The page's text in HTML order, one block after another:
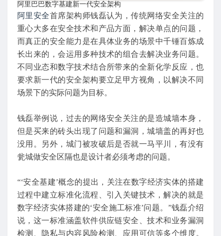
阿里巴巴数字基建新一代安全架构
阿里安全首席架构师钱磊认为，传统网络安全关注的
重心大多在安全技术和产品方面，解决单点的问题，
而真正的安全能力是在具体业务的场景中千锤百炼成
长出来的，会运用多种技术的组合去解决业务问题。
不同业态和数字技术结合所带来的全新化学反应，也
要求新一代的安全架构要立足甲方视角，以解决不同
场景下的实际问题为目标。
钱磊举例说，过去的网络安全关注的是造城墙本身，
但是买来的砖头出现了问题和漏洞，城墙盖的再好也
没用。另外，城门被攻破后是否就一马平川，有没有
瓮城做安全区隔也是设计者必须考虑的问题。
“‘安全基建’概念的提出，关注在数字经济实体的搭建
过程中建立标准化流程、引入关键技术，解决的就是
数字经济实体搭建的‘安全施工标准’问题。”钱磊介绍
说，这一标准涵盖软件供应链安全、技术和业务漏洞
检测、隐私与内容风险检测、应用可信等多个维度。